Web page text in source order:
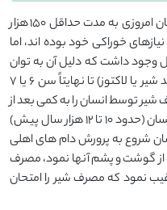
در منابع تاریخی آمده است که اجداد انسان امروزی به مدت حداقل ۱۵۰ هزار
خوراکی خود بوده اند، اما
وجود داشت که دلیل آن به توان
تولید آنزیم لاکتاز (آنزیم هضم کننده قند شیر یا لاکتوز) تا نهایتاً سن ۶ یا ۷
توسط انسان را به کمی بعد از
آغاز اهلی سازی و پرورش دام ها توسط انسان (حدود ۱۰ تا ۱۲ هزار سال پیش)
شروع به پرورش دام های اهلی
از گوشت و پشم آنها نمود، مصرف
نمود که مصرف شیر را امتحان